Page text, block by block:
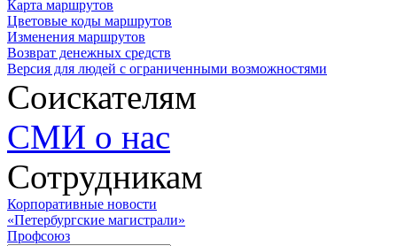
Карта маршрутов
Цветовые коды маршрутов
Изменения маршрутов
Возврат денежных средств
Версия для людей с ограниченными возможностями
Соискателям
СМИ о нас
Сотрудникам
Корпоративные новости
«Петербургские магистрали»
Профсоюз